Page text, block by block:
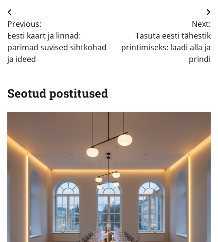
Navigeerimine
Previous:
Eesti kaart ja linnad:
parimad suvised sihtkohad
ja ideed
Next:
Tasuta eesti tähestik
printimiseks: laadi alla ja
prindi
Seotud postitused